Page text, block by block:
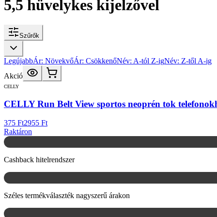
5,5 hüvelykes kijelzővel
Szűrők
LegújabbÁr: NövekvőÁr: CsökkenőNév: A-tól Z-igNév: Z-től A-ig
Akció
CELLY
CELLY Run Belt View sportos neoprén tok
375 Ft2955 Ft
Raktáron
Cashback hitelrendszer
Széles termékválaszték nagyszerű árakon